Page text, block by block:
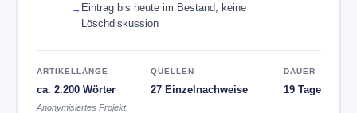
Eintrag bis heute im Bestand, keine
Löschdiskussion
ARTIKELLÄNGE
ca. 2.200 Wörter
QUELLEN
27 Einzelnachweise
DAUER
19 Tage
Anonymisiertes Projekt